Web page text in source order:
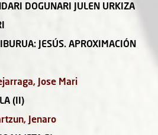
DOGUNARI JULEN URKIZA
JESÚS. APROXIMACIÓN
Jose Mari
(II)
Jenaro